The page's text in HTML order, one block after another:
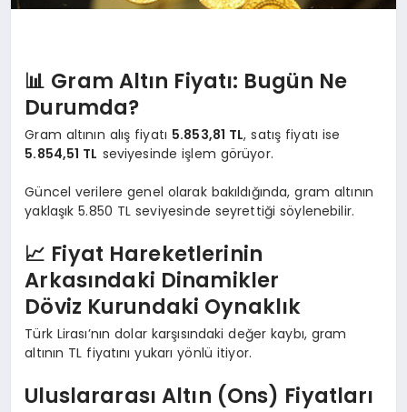
📊 Gram Altın Fiyatı: Bugün Ne
Durumda?
Gram altının alış fiyatı 5.853,81 TL, satış fiyatı ise
5.854,51 TL seviyesinde işlem görüyor.
Güncel verilere genel olarak bakıldığında, gram altının
yaklaşık 5.850 TL seviyesinde seyrettiği söylenebilir.
📈 Fiyat Hareketlerinin
Arkasındaki Dinamikler
Döviz Kurundaki Oynaklık
Türk Lirası’nın dolar karşısındaki değer kaybı, gram
altının TL fiyatını yukarı yönlü itiyor.
Uluslararası Altın (Ons) Fiyatları